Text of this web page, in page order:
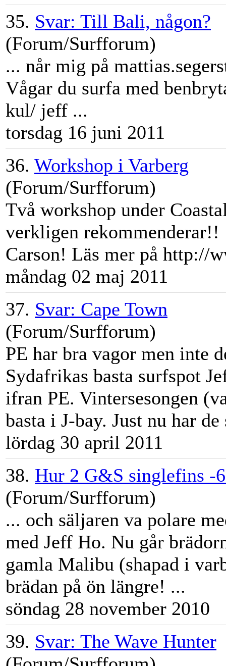
35. Svar: Till Bali, någon?
(Forum/Surfforum)
... når mig på
Vågar du surfa med
kul/ jeff ...
torsdag 16 juni 2011
36. Workshop i Varberg
(Forum/Surfforum)
Två workshop under
verkligen
Carson! Läs mer på http://
måndag 02 maj 2011
37. Svar: Cape Town
(Forum/Surfforum)
PE har bra vagor men inte
Sydafrikas basta surfspot
ifran PE. Vintersesongen
basta i J-bay. Just nu har
lördag 30 april 2011
38. Hur 2 G&S singlefins -
(Forum/Surfforum)
... och säljaren va polare
med Jeff Ho. Nu går
gamla Malibu (shapad i
brädan på ön längre! ...
söndag 28 november 2010
39. Svar: The Wave Hunter